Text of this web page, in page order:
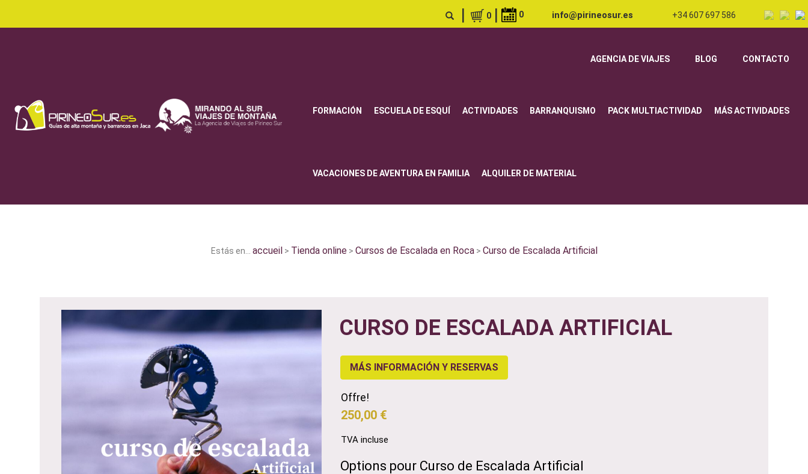
| 0 | 0 info@pirineosur.es +34 607 697 586
AGENCIA DE VIAJES BLOG CONTACTO
FORMACIÓN ESCUELA DE ESQUÍ ACTIVIDADES BARRANQUISMO PACK MULTIACTIVIDAD MÁS ACTIVIDADES
VACACIONES DE AVENTURA EN FAMILIA ALQUILER DE MATERIAL
Estás en... accueil > Tienda online> Cursos de Escalada en Roca> Curso de Escalada Artificial
CURSO DE ESCALADA ARTIFICIAL
MÁS INFORMACIÓN Y RESERVAS
Offre!
250,00 €
TVA incluse
Options pour Curso de Escalada Artificial